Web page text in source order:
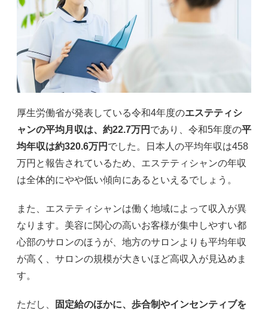
厚生労働省が発表している令和4年度のエステティシ
ャンの平均月収は、約22.7万円 であり、令和5年度の平
均年収は約320.6万円 でした。日本人の平均年収は458
万円と報告されているため、エステティシャンの年収
は全体的にやや低い傾向にあるといえるでしょう。
また、エステティシャンは働く地域によって収入が異
なります。美容に関心の高いお客様が集中しやすい都
心部のサロンのほうが、地方のサロンよりも平均年収
が高く、サロンの規模が大きいほど高収入が見込めま
す。
ただし、
固定給のほかに、歩合制やインセンティブを